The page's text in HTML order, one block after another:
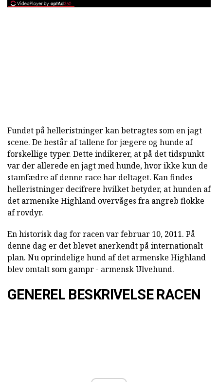
Fundet på helleristninger kan betragtes som en jagt
scene. De består af tallene for jægere og hunde af
forskellige typer. Dette indikerer, at på det tidspunkt
var der allerede en jagt med hunde, hvor ikke kun de
stamfædre af denne race har deltaget. Kan findes
helleristninger decifrere hvilket betyder, at hunden af
det armenske Highland overvåges fra angreb flokke
af rovdyr.
En historisk dag for racen var februar 10, 2011. På
denne dag er det blevet anerkendt på internationalt
plan. Nu oprindelige hund af det armenske Highland
blev omtalt som gampr - armensk Ulvehund.
GENEREL BESKRIVELSE RACEN